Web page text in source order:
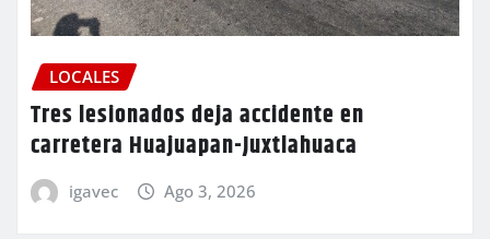
LOCALES
Tres lesionados deja accidente en
carretera Huajuapan-Juxtlahuaca
igavec Ago 3, 2026